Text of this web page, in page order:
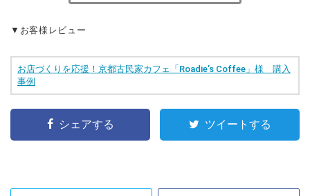
▼お客様レビュー
お店づくりを応援！京都古民家カフェ「Roadie’s Coffee」様 購入
事例
シェアする ツイートする